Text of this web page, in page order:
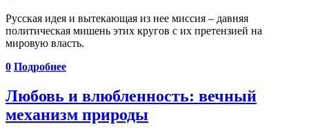
Русская идея и вытекающая из нее миссия – давняя
политическая мишень этих кругов с их претензией на
мировую власть.
0 Подробнее
Любовь и влюбленность: вечный
механизм природы